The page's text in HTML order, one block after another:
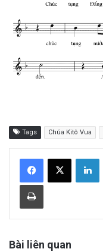
Tags Chúa Kitô Vua
Bài liên quan